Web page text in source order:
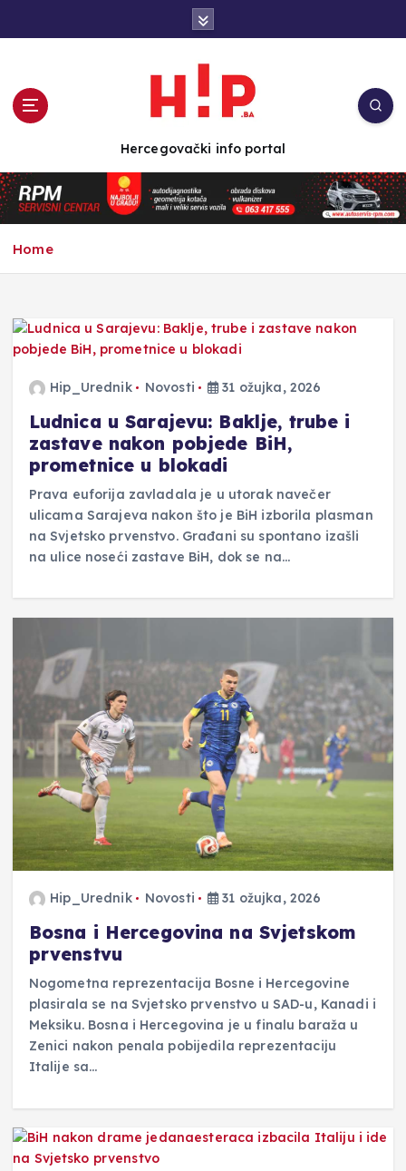
n
t
e
Hercegovački info portal
Home
Hip_Urednik Novosti 31 ožujka, 2026
Ludnica u Sarajevu: Baklje, trube i
zastave nakon pobjede BiH,
prometnice u blokadi
Prava euforija zavladala je u utorak navečer
ulicama Sarajeva nakon što je BiH izborila plasman
na Svjetsko prvenstvo. Građani su spontano izašli
na ulice noseći zastave BiH, dok se na…
Hip_Urednik Novosti 31 ožujka, 2026
Bosna i Hercegovina na Svjetskom
prvenstvu
Nogometna reprezentacija Bosne i Hercegovine
plasirala se na Svjetsko prvenstvo u SAD-u, Kanadi i
Meksiku. Bosna i Hercegovina je u finalu baraža u
Zenici nakon penala pobijedila reprezentaciju
Italije sa…